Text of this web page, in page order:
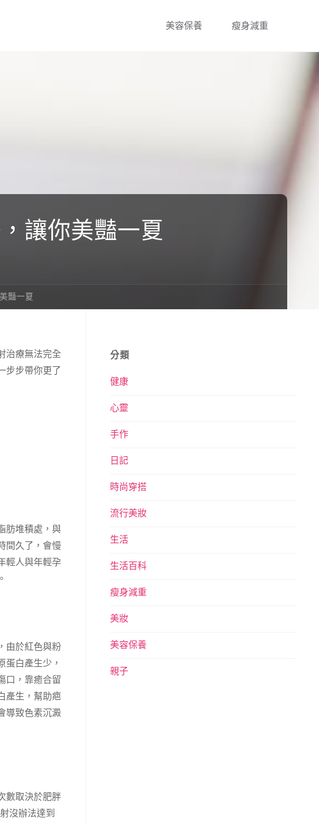
美容保養 瘦身減重
讓你美豔一夏
豔一夏
治療無法完全
步步帶你更了
肪堆積處，與
間久了，會慢
輕人與年輕孕
由於紅色與粉
白產生少，
口，靠癒合留
產生，幫助疤
導致色素沉澱
數取決於肥胖
沒辦法達到
分類
健康
心靈
手作
日記
時尚穿搭
流行美妝
生活
生活百科
瘦身減重
美妝
美容保養
親子